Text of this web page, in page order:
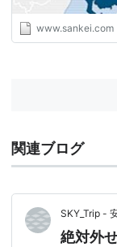
www.sankei.com
関連ブログ
SKY_Trip -
絶対外